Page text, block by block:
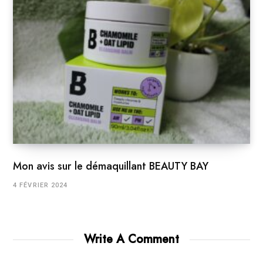
Mon avis sur le démaquillant BEAUTY BAY
4 FÉVRIER 2024
Write A Comment